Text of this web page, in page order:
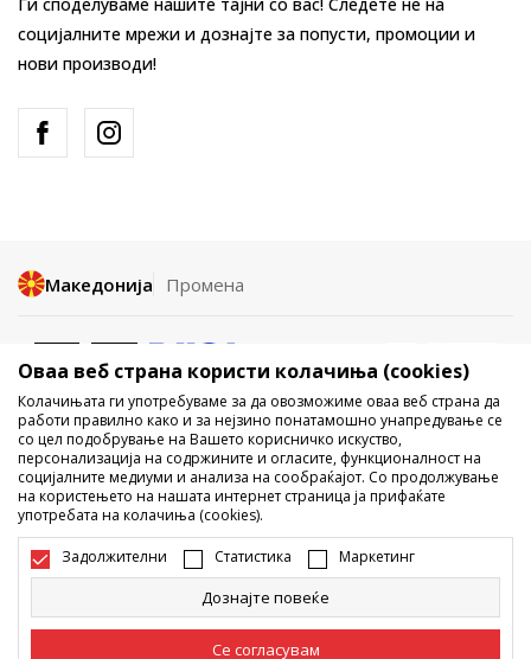
социјалните мрежи и дознајте за попусти, промоции и
нови производи!
Македонија Промена
Не е дозволено превземање или користење на содржината од
интернет страните на Sport Vision, делумно или целосно a се
однесува на логоа, трговски марки, комерцијални содржини, ниту
истите да се отстапуваат на трети лица, јавно да се објавуваат или да
се користат за било какви цели, без писмена согласност од БДС.МК
ДООЕЛ.
Настојуваме да бидеме што попрецизни во описот на производот,
фотографијата и самата цена, но не можеме да гарантираме дака
сите информации се комплетни и без грешка. Сите прикажани
Оваа веб страна користи колачиња (cookies)
Колачињата ги употребуваме за да овозможиме оваа веб страна да
работи правилно како и за нејзино понатамошно унапредување се
со цел подобрување на Вашето корисничко искуство,
персонализација на содржините и огласите, функционалност на
социјалните медиуми и анализа на сообраќајот. Со продолжување
на користењето на нашата интернет страница ја прифаќате
употребата на колачиња (cookies).
Задолжителни Статистика Маркетинг
Дознајте повеќе
Се согласувам